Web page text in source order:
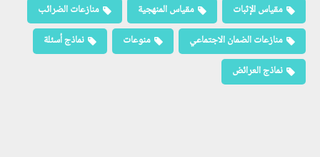
مقياس الإثبات
مقياس المنهجية
منازعات الضرائب
منازعات الضمان الاجتماعي
منوعات
نماذج أسئلة
نماذج العرائض